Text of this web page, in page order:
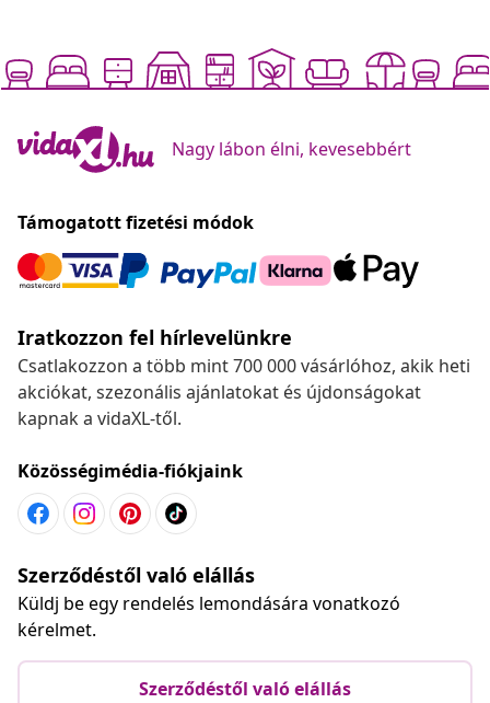
Nagy lábon élni, kevesebbért
Támogatott fizetési módok
Iratkozzon fel hírlevelünkre
Csatlakozzon a több mint 700 000 vásárlóhoz, akik heti
akciókat, szezonális ajánlatokat és újdonságokat
kapnak a vidaXL-től.
Közösségimédia-fiókjaink
Szerződéstől való elállás
Küldj be egy rendelés lemondására vonatkozó
kérelmet.
Szerződéstől való elállás